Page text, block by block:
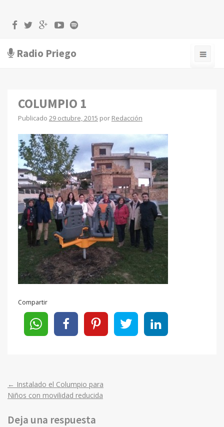
Radio Priego
COLUMPIO 1
Publicado 29 octubre, 2015 por Redacción
Compartir
Post
navigation
← Instalado el Columpio para
Niños con movilidad reducida
Deja una respuesta